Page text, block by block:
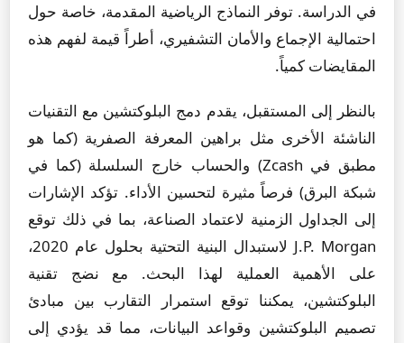
في الدراسة. توفر النماذج الرياضية المقدمة، خاصة حول
احتمالية الإجماع والأمان التشفيري، أطراً قيمة لفهم هذه
المقايضات كمياً.
بالنظر إلى المستقبل، يقدم دمج البلوكتشين مع التقنيات
الناشئة الأخرى مثل براهين المعرفة الصفرية (كما هو
مطبق في Zcash) والحساب خارج السلسلة (كما في
شبكة البرق) فرصاً مثيرة لتحسين الأداء. تؤكد الإشارات
إلى الجداول الزمنية لاعتماد الصناعة، بما في ذلك توقع
J.P. Morgan لاستبدال البنية التحتية بحلول عام 2020،
على الأهمية العملية لهذا البحث. مع نضج تقنية
البلوكتشين، يمكننا توقع استمرار التقارب بين مبادئ
تصميم البلوكتشين وقواعد البيانات، مما قد يؤدي إلى